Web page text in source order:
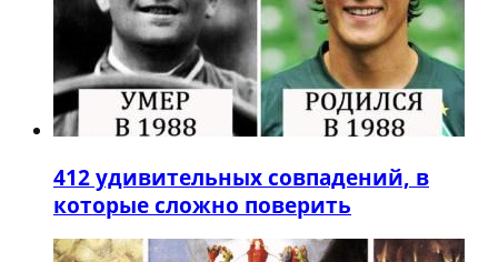
412 удивительных совпадений, в
которые сложно поверить